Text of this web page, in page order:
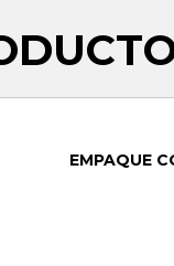
EMPAQUE